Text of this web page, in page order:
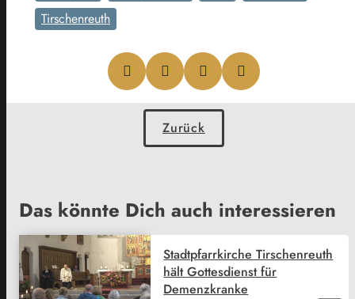
Tirschenreuth
Zurück
Das könnte Dich auch interessieren
Stadtpfarrkirche Tirschenreuth
hält Gottesdienst für
Demenzkranke